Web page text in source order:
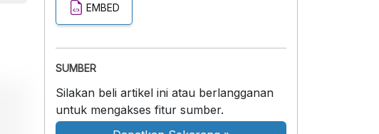
EMBED
SUMBER
Silakan beli artikel ini atau berlangganan
untuk mengakses fitur sumber.